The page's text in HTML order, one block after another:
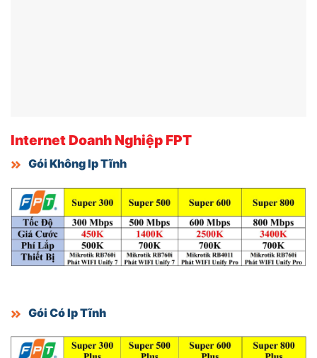
Internet Doanh Nghiệp FPT
Gói Không Ip Tĩnh
Gói Có Ip Tĩnh